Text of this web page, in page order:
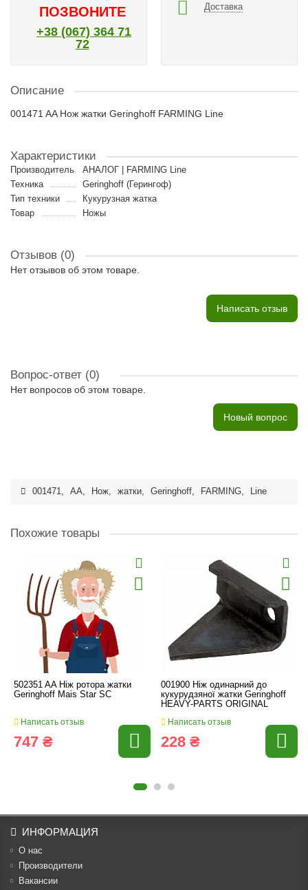
ПОЗВОНИТЕ
+38 (067) 364 71
72
Доставка
Описание
001471 AA Нож жатки Geringhoff FARMING Line
Характеристики
Производитель
АНАЛОГ | FARMING Line
Техника
Geringhoff (Герингоф)
Тип техники
Кукурузная жатка
Товар
Ножы
Отзывов (0)
Нет отзывов об этом товаре.
Написать отзыв
Вопрос-ответ (0)
Нет вопросов об этом товаре.
Новый вопрос
001471, AA, Нож, жатки, Geringhoff, FARMING, Line
Похожие товары
502351 AA Ніж ротора жатки
Geringhoff Mais Star SC
Написать отзыв
747 ₴
001900 Ніж одинарний до
кукурудзяної жатки Geringhoff
HEAVY-PARTS ORIGINAL
Написать отзыв
228 ₴
ИНФОРМАЦИЯ
О нас
Производители
Вакансии